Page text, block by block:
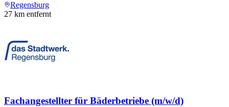
Regensburg
27 km entfernt
Fachangestellter für Bäderbetriebe (m/w/d)